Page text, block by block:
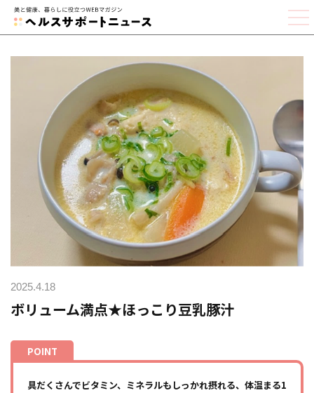
2025.4.18
ボリューム満点★ほっこり豆乳豚汁
具だくさんでビタミン、ミネラルもしっかれ摂れる、体温まる1